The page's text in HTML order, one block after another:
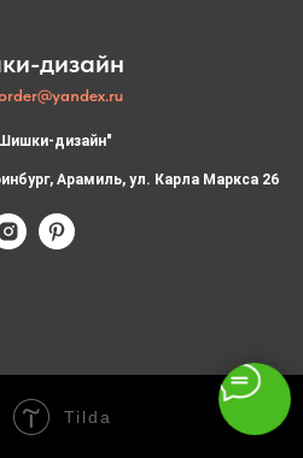
дизайн
дизайн"
Арамиль, ул. Карла Маркса 26
Tilda